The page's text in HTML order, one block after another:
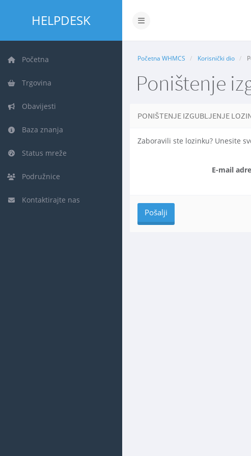
HELPDESK Prebaci navigaciju
Početna
Trgovina
Obavijesti
Baza znanja
Status mreže
Podružnice
Kontaktirajte nas
Početna WHMCS Korisnički dio
Poništenje
PONIŠTENJE IZGUBLJENJE
Zaboravili ste lozinku? Unesite
E-mail